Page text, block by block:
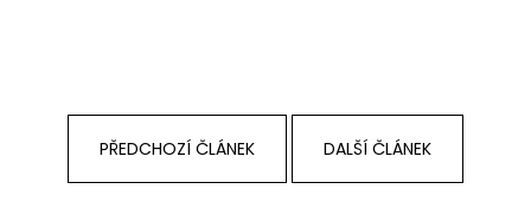
PŘEDCHOZÍ ČLÁNEK DALŠÍ ČLÁNEK